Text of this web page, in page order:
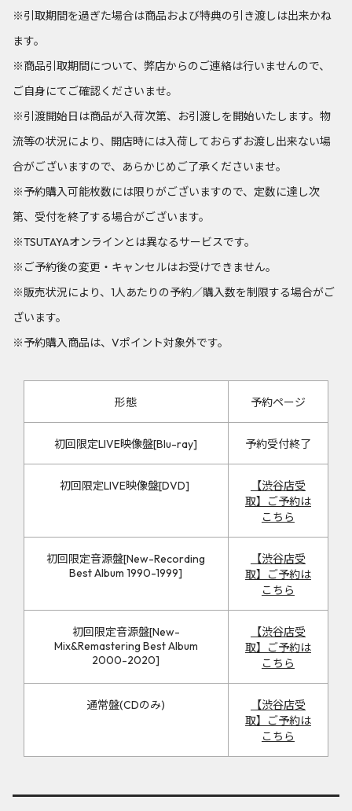
※引取期間を過ぎた場合は商品および特典の引き渡しは出来かね
ます。
※商品引取期間について、弊店からのご連絡は行いませんので、
ご自身にてご確認くださいませ。
※引渡開始日は商品が入荷次第、お引渡しを開始いたします。物
流等の状況により、開店時には入荷しておらずお渡し出来ない場
合がございますので、あらかじめご了承くださいませ。
※予約購入可能枚数には限りがございますので、定数に達し次
第、受付を終了する場合がございます。
※TSUTAYAオンラインとは異なるサービスです。
※ご予約後の変更・キャンセルはお受けできません。
※販売状況により、1人あたりの予約／購入数を制限する場合がご
ざいます。
※予約購入商品は、Vポイント対象外です。
形態 予約ページ
初回限定LIVE映像盤[Blu-ray] 予約受付終了
初回限定LIVE映像盤[DVD]
【渋谷店受
取】ご予約は
こちら
初回限定音源盤[New-Recording
Best Album 1990-1999]
【渋谷店受
取】ご予約は
こちら
初回限定音源盤[New-
Mix&Remastering Best Album
2000-2020]
【渋谷店受
取】ご予約は
こちら
通常盤(CDのみ)
【渋谷店受
取】ご予約は
こちら